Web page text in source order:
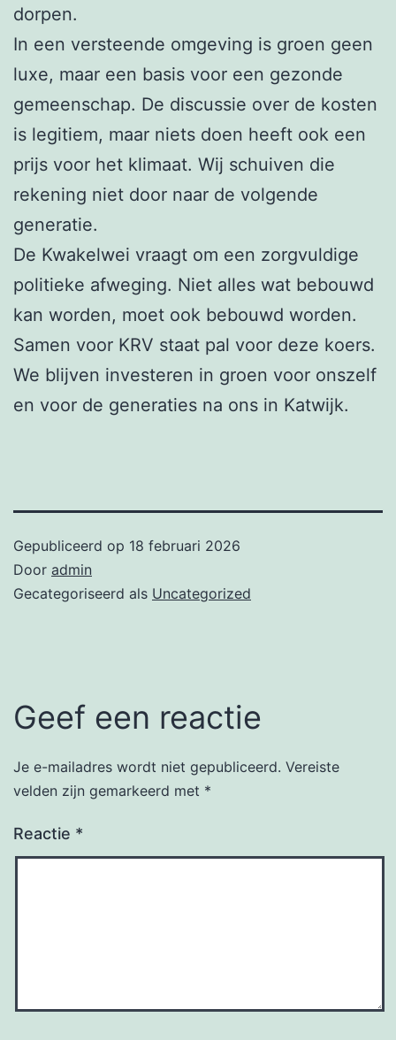
dorpen.
In een versteende omgeving is groen geen
luxe, maar een basis voor een gezonde
gemeenschap. De discussie over de kosten
is legitiem, maar niets doen heeft ook een
prijs voor het klimaat. Wij schuiven die
rekening niet door naar de volgende
generatie.
De Kwakelwei vraagt om een zorgvuldige
politieke afweging. Niet alles wat bebouwd
kan worden, moet ook bebouwd worden.
Samen voor KRV staat pal voor deze koers.
We blijven investeren in groen voor onszelf
en voor de generaties na ons in Katwijk.
Gepubliceerd op 18 februari 2026
Door admin
Gecategoriseerd als Uncategorized
Geef een reactie
Je e-mailadres wordt niet gepubliceerd. Vereiste
velden zijn gemarkeerd met *
Reactie *